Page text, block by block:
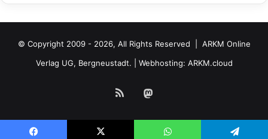
© Copyright 2009 - 2026, All Rights Reserved | ARKM Online
Verlag UG, Bergneustadt. | Webhosting: ARKM.cloud
RSS